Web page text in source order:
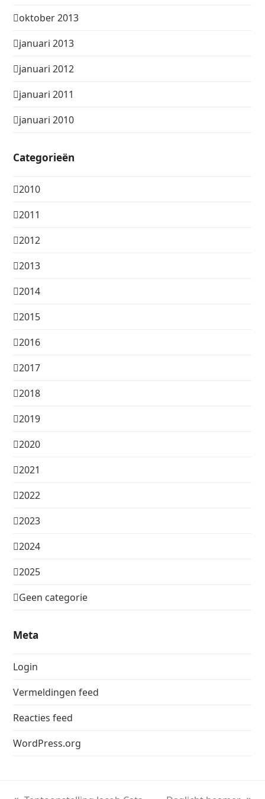
oktober 2013
januari 2013
januari 2012
januari 2011
januari 2010
Categorieën
2010
2011
2012
2013
2014
2015
2016
2017
2018
2019
2020
2021
2022
2023
2024
2025
Geen categorie
Meta
Login
Vermeldingen feed
Reacties feed
WordPress.org